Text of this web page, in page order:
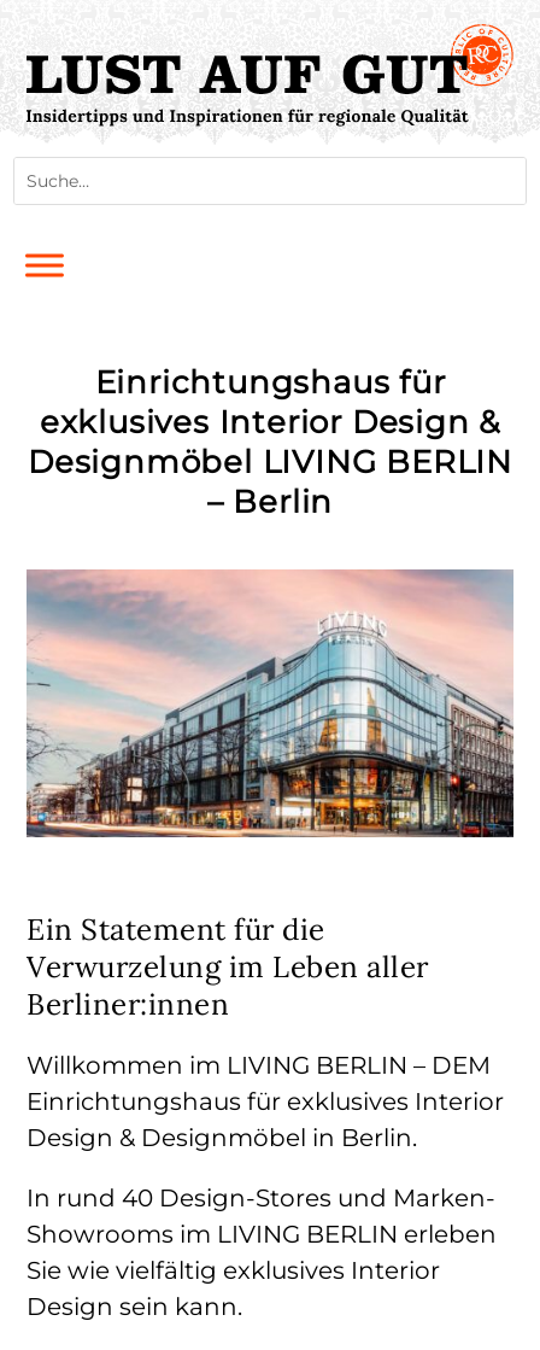
Einrichtungshaus für
exklusives Interior Design &
Designmöbel LIVING BERLIN
– Berlin
Ein Statement für die
Verwurzelung im Leben aller
Berliner:innen
Willkommen im LIVING BERLIN – DEM
Einrichtungshaus für exklusives Interior
Design & Designmöbel in Berlin.
In rund 40 Design-Stores und Marken-
Showrooms im LIVING BERLIN erleben
Sie wie vielfältig exklusives Interior
Design sein kann.